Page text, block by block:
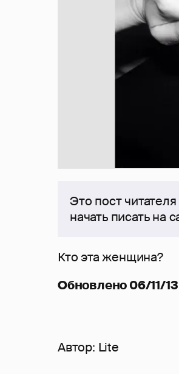
Это пост
начать писать на
Кто эта женщина?
Обновлено 06/11/
Автор: Lite